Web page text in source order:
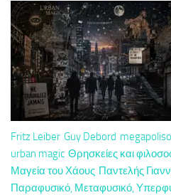
Fritz Leiber Guy Debord
urban magic Θρησκείες και
Μαγεία του Χάους Παντελής
Παραφυσικό, Μεταφυσικό,